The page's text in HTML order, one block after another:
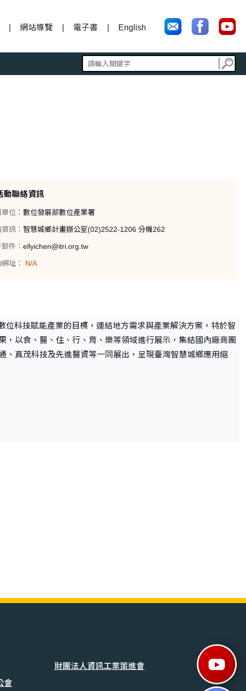
網站導覽 電子書 English
動聯絡資訊
位： 數位發展部數位產業署
訊： 智慧城鄉計畫辦公室(02)2522-1206 分機262
件： ellyichen@itri.org.tw
址： N/A
科技賦能產業的目標，連結地方需求與產業解決方案，特於智
以食、醫、住、行、育、樂等領域進行展示，集結國內廠商團
、真茂科技及先進醫資等一同展出，呈現臺灣智慧城鄉應用縮
財團法人資訊工業策進會
會